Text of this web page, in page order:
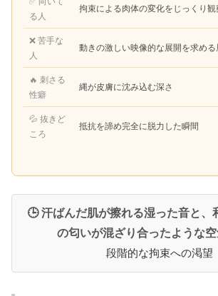
る人
拘束による肉体の変化をじっくり
❌ 苦手な
人
動きの激しい映像的な展開を求める
🔥 刺さる
性癖
縄が皮膚に沈み込む深さ
💦 抜きど
ころ
抵抗を諦め完全に脱力した瞬間
🕒 汗ばんだ肌が擦れる湿った音と、
の匂いが混ざり合ったような空
段階的な拘束への渇望